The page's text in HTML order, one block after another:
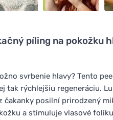
píling na pokožku
svrbenie hlavy? Tento
tak rýchlejšiu regeneráciu.
čakanky posilní prirodzený
a stimuluje vlasové